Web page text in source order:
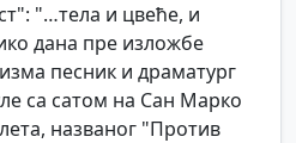
"…тела и цвеће, и
дана пре изложбе
песник и драматург
са сатом на Сан Марко
названог "Против